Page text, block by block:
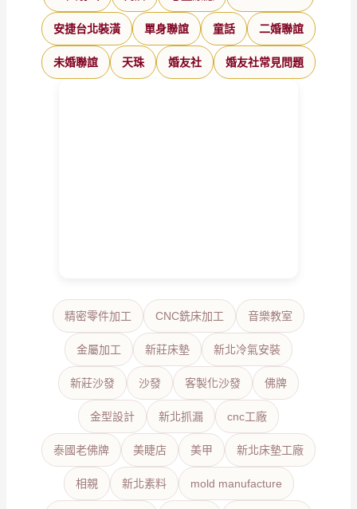
安捷台北裝潢 單身聯誼 童話 二婚聯誼
未婚聯誼 天珠 婚友社 婚友社常見問題
精密零件加工 CNC銑床加工 音樂教室
金屬加工 新莊床墊 新北冷氣安裝
新莊沙發 沙發 客製化沙發 佛牌
金型設計 新北抓漏 cnc工廠
泰國老佛牌 美睫店 美甲 新北床墊工廠
相親 新北素料 mold manufacture